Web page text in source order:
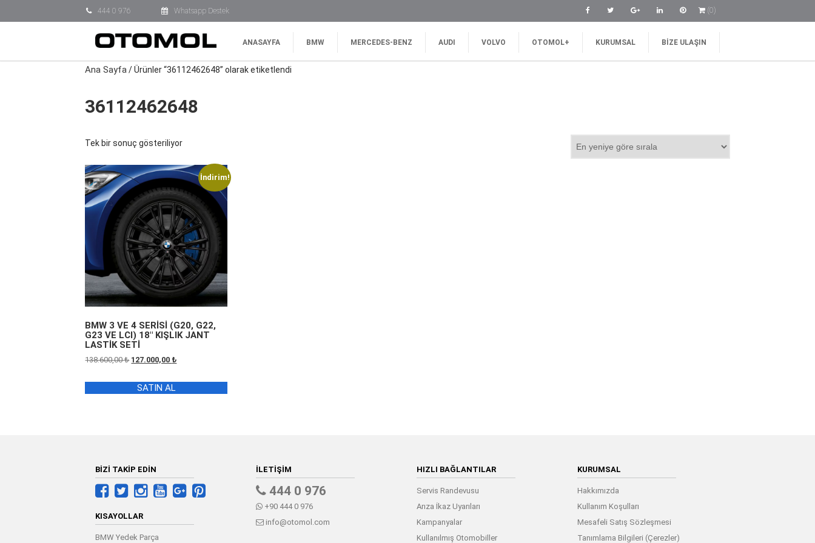
444 0 976 Whatsapp Destek (0)
ANASAYFA BMW MERCEDES-BENZ AUDI VOLVO OTOMOL+ KURUMSAL BIZE ULAŞIN
Ana Sayfa/ Ürünler “36112462648” olarak etiketlendi
36112462648
Tek bir sonuç gösteriliyor
İndirim!
BMW 3 VE 4 SERİSİ (G20, G22,
G23 VE LCI) 18″ KIŞLIK JANT
LASTİK SETİ
138.600,00₺ Orijinal
138.600,00 ₺.
127.000,00₺Şu
fiyat:
127.000,00 ₺.
SATIN AL
BİZİ TAKİP EDİN
KISAYOLLAR
BMW Yedek Parça
İLETIŞIM
444 0 976
+90 444 0 976
info@otomol.com
HIZLI BAĞLANTILAR
Servis Randevusu
Arıza İkaz Uyarıları
Kampanyalar
Kullanılmış Otomobiller
KURUMSAL
Hakkımızda
Kullanım Koşulları
Mesafeli Satış Sözleşmesi
Tanımlama Bilgileri (Çerezler)